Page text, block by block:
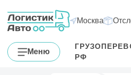
Москва
Меню
РФ